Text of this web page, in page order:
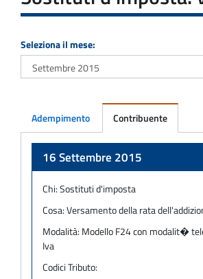
Seleziona il mese:
Adempimento Contribuente
16 Settembre 2015
Chi:Sostituti d'imposta
Cosa:Versamento della rata
Modalità: Modello F24 con modalit�
Iva
Codici Tributo: